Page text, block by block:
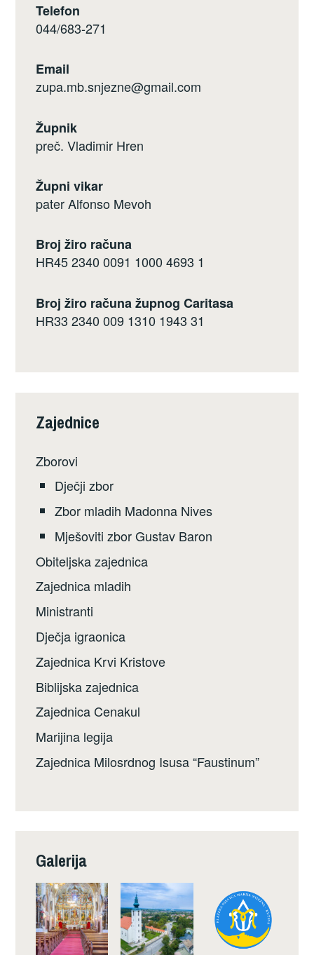
Telefon
044/683-271
Email
zupa.mb.snjezne@gmail.com
Župnik
preč. Vladimir Hren
Župni vikar
pater Alfonso Mevoh
Broj žiro računa
HR45 2340 0091 1000 4693 1
Broj žiro računa župnog Caritasa
HR33 2340 009 1310 1943 31
Zajednice
Zborovi
Dječji zbor
Zbor mladih Madonna Nives
Mješoviti zbor Gustav Baron
Obiteljska zajednica
Zajednica mladih
Ministranti
Dječja igraonica
Zajednica Krvi Kristove
Biblijska zajednica
Zajednica Cenakul
Marijina legija
Zajednica Milosrdnog Isusa “Faustinum”
Galerija